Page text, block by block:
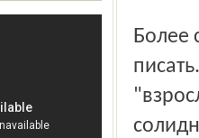
Более сорока из них она учила ярославских ребят читать и